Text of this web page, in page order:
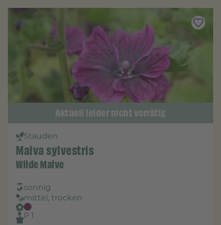
Aktuell leider nicht vorrätig
Stauden
Malva sylvestris
Wilde Malve
sonnig
mittel, trocken
P 1